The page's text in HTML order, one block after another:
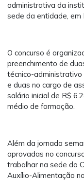
administrativa da
sede da entidade, em
O concurso é
preenchimento de
técnico-administrativo
e duas no cargo de
salário inicial de R$
médio de formação.
Além da jornada
aprovadas no
trabalhar na sede do
Auxílio-Alimentação